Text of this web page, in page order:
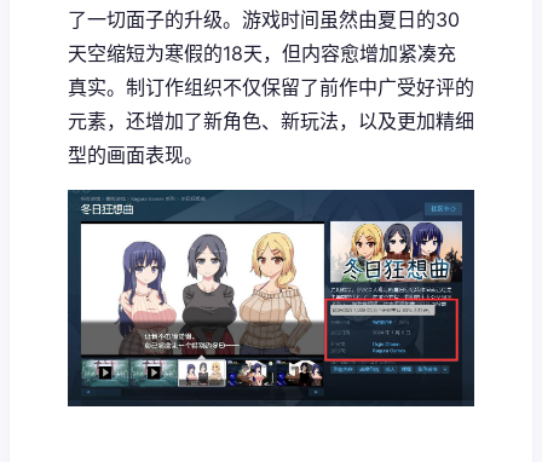
了一切面子的升级。游戏时间虽然由夏日的30
天空缩短为寒假的18天，但内容愈增加紧凑充
真实。制订作组织不仅保留了前作中广受好评的
元素，还增加了​​新角色、新玩法​​，以及更加精细
型的画面表现。